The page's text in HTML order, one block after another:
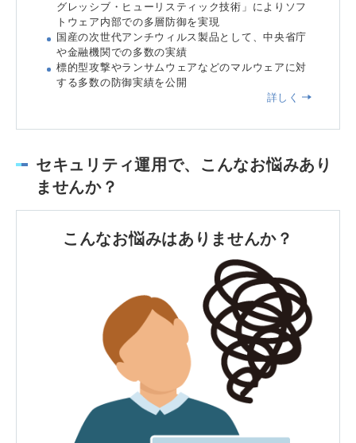
グレッシブ・ヒューリスティック技術」によりソフ
トウェア内部での多層防御を実現
国産の次世代アンチウィルス製品として、中央省庁
や金融機関での多数の実績
標的型攻撃やランサムウェアなどのマルウェアに対
する多数の防御実績を公開
詳しく
セキュリティ運用で、こんなお悩みあり
ませんか？
こんなお悩みはありませんか？